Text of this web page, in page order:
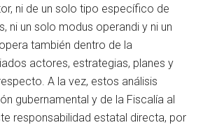
ni de un solo tipo específico de
ni un solo modus operandi y ni un
también dentro de la
actores, estrategias, planes y
A la vez, estos análisis
gubernamental y de la Fiscalía al
responsabilidad estatal directa, por